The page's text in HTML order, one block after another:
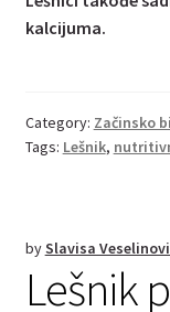
kalcijuma.
Category: Začinsko
Tags: Lešnik,
bySlavisa
Lešnik